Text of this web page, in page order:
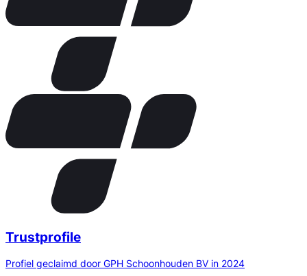
Trustprofile
Profiel geclaimd door GPH Schoonhouden BV in 2024